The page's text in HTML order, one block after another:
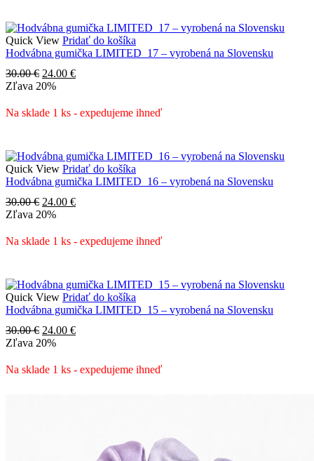
Quick View Pridať do košíka
Hodvábna gumička LIMITED_17 – vyrobená na Slovensku
30.00€ Pôvodná
cena
30.00 €.
24.00 €Aktuálna
24.00 €.
Zľava 20%
Na sklade 1 ks - expedujeme ihneď
Quick View Pridať do košíka
Hodvábna gumička LIMITED_16 – vyrobená na Slovensku
30.00€ Pôvodná
cena
30.00 €.
24.00 €Aktuálna
24.00 €.
Zľava 20%
Na sklade 1 ks - expedujeme ihneď
Quick View Pridať do košíka
Hodvábna gumička LIMITED_15 – vyrobená na Slovensku
30.00€ Pôvodná
cena
30.00 €.
24.00 €Aktuálna
24.00 €.
Zľava 20%
Na sklade 1 ks - expedujeme ihneď